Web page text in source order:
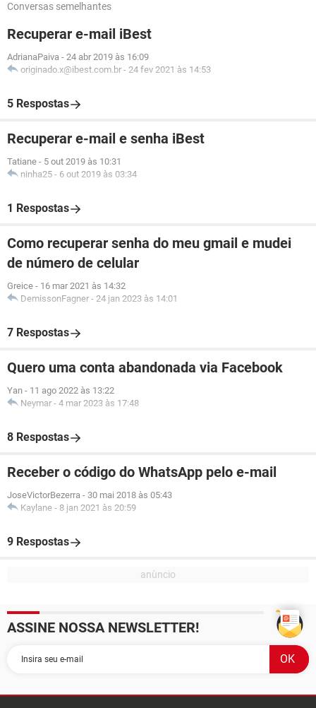
Conversas semelhantes
Recuperar e-mail iBest
AdrianaPaiva - 24 abr 2019 às 16:09
originado.x@ibest.com.br - 24 fev 2021 às 14:53
5 Respostas
Recuperar e-mail e senha iBest
Tatiane - 5 out 2019 às 10:31
ninha25 - 6 out 2019 às 03:34
1 Respostas
Como recuperar senha do meu gmail e mudei
de número de celular
Greice - 16 mar 2021 às 14:32
DemissonFagner - 24 jan 2023 às 14:01
7 Respostas
Quero uma conta abandonada via Facebook
Yan - 11 ago 2022 às 13:22
Neymar - 4 mar 2023 às 17:48
8 Respostas
Receber o código do WhatsApp pelo e-mail
JoseVictorBezerra - 30 mai 2018 às 05:43
Kaylane - 8 jan 2021 às 20:59
9 Respostas
ASSINE NOSSA NEWSLETTER!